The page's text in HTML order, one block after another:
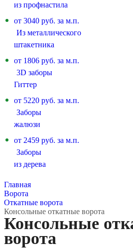
из профнастила
от 3040 руб. за м.п.
Из металлического
штакетника
от 1806 руб. за м.п.
3D заборы
Гиттер
от 5220 руб. за м.п.
Заборы
жалюзи
от 2459 руб. за м.п.
Заборы
из дерева
Главная
Ворота
Откатные ворота
Консольные откатные ворота
Консольные
ворота